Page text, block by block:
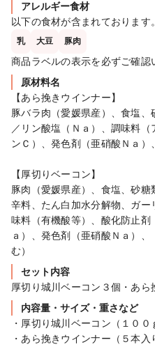
アレルギー食材
以下の食材が含まれております。
乳 大豆 豚肉
商品ラベルの表示を必ずご確認
原材料名
【あら挽きウインナー】
豚バラ肉（愛媛県産）、食塩、
／リン酸塩（Ｎａ）、調味料
ンＣ）、発色剤（亜硝酸Ｎａ）
【厚切りベーコン】
豚肉（愛媛県産）、食塩、砂
辛料、たん白加水分解物、ガ
味料（有機酸等）、酸化防止剤
ａ）、発色剤（亜硝酸Ｎａ）
む）
セット内容
厚切り城川ベーコン３個・あら
内容量・サイズ・重さなど
・厚切り城川ベーコン（１００
・あら挽きウインナー（５本入